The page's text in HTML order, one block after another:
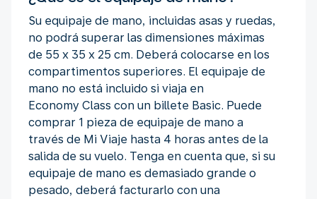
Su equipaje de mano, incluidas asas y ruedas,
no podrá superar las dimensiones máximas
de 55 x 35 x 25 cm. Deberá colocarse en los
compartimentos superiores. El equipaje de
mano no está incluido si viaja en
Economy Class con un billete Basic. Puede
comprar 1 pieza de equipaje de mano a
través de Mi Viaje hasta 4 horas antes de la
salida de su vuelo. Tenga en cuenta que, si su
equipaje de mano es demasiado grande o
pesado, deberá facturarlo con una